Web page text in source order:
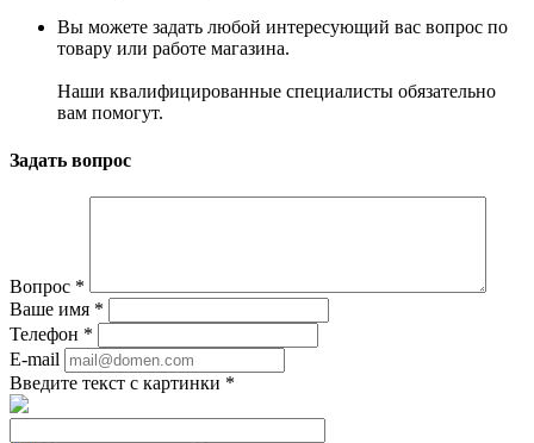
Вы можете задать любой интересующий вас вопрос по
товару или работе магазина.
Наши квалифицированные специалисты обязательно
вам помогут.
Задать вопрос
Вопрос *
Ваше имя *
Телефон *
E-mail
Введите текст с картинки *